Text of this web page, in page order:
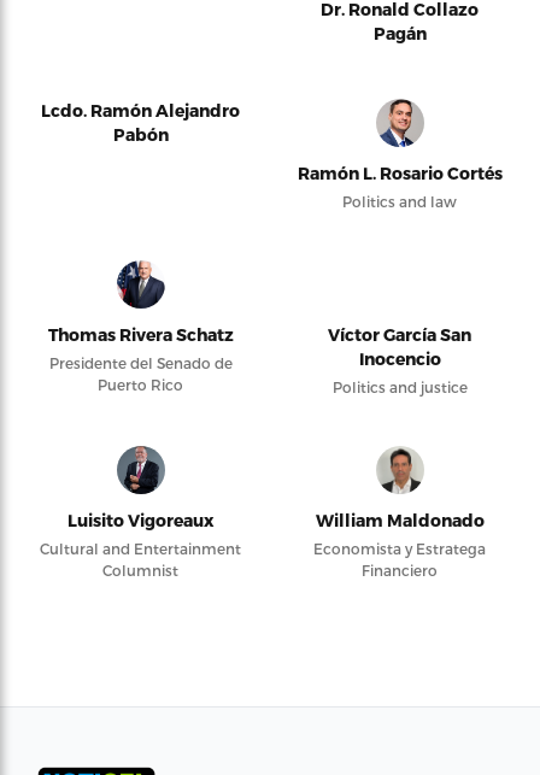
Dr. Ronald Collazo
Pagán
Lcdo. Ramón Alejandro
Pabón
Ramón L. Rosario Cortés
Politics and law
Thomas Rivera Schatz
Presidente del Senado de
Puerto Rico
Víctor García San
Inocencio
Politics and justice
Luisito Vigoreaux
Cultural and Entertainment
Columnist
William Maldonado
Economista y Estratega
Financiero